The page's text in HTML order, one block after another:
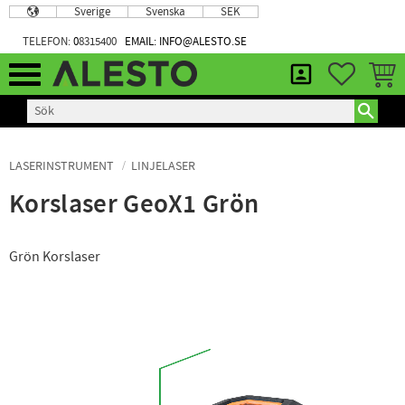
Meny
Sverige Svenska SEK
TELEFON:08315400 EMAIL: INFO@ALESTO.SE
LASERINSTRUMENT LINJELASER
Korslaser GeoX1 Grön
Grön Korslaser